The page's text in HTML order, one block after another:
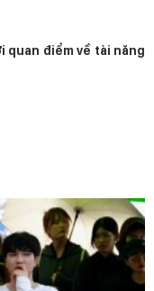
quan điểm về tài năng